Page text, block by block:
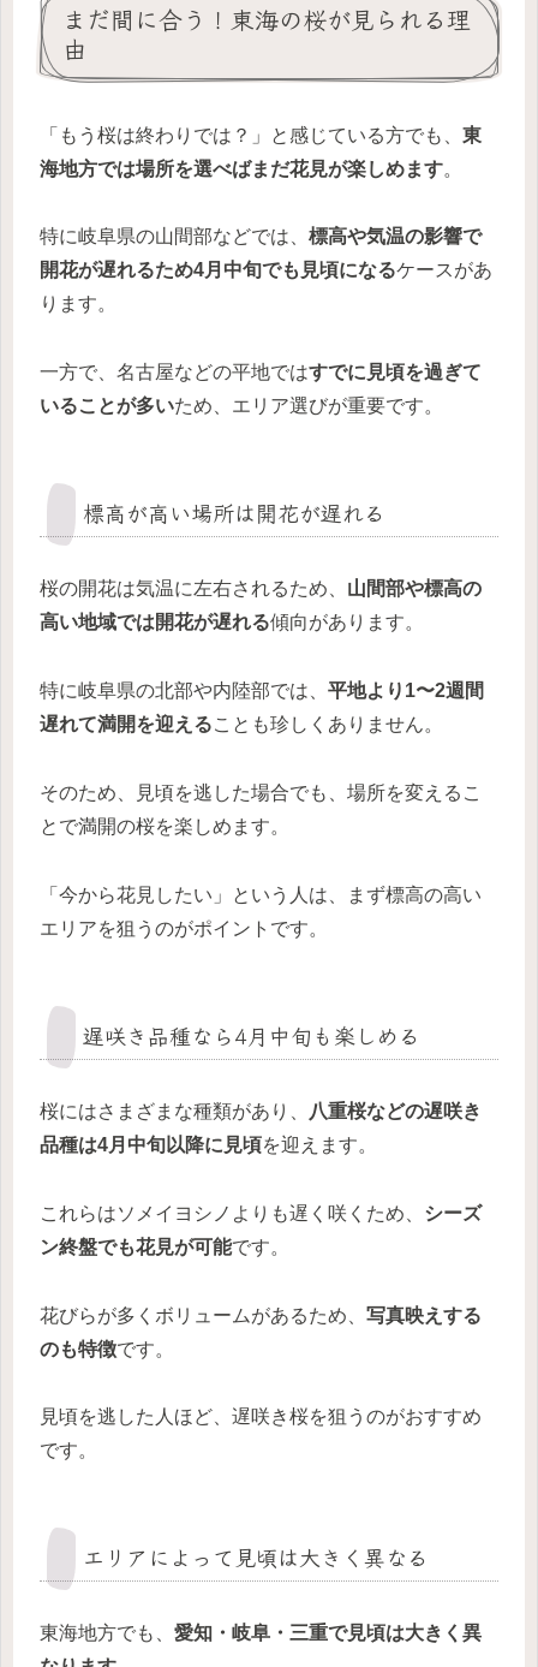
まだ間に合う！東海の桜が見られる理
由
「もう桜は終わりでは？」と感じている方でも、 東
海地方では場所を選べばまだ花見が楽しめます。
特に岐阜県の山間部などでは、 標高や気温の影響で
開花が遅れるため4月中旬でも見頃になるケースがあ
ります。
一方で、名古屋などの平地ではすでに見頃を過ぎて
いることが多いため、エリア選びが重要です。
標高が高い場所は開花が遅れる
桜の開花は気温に左右されるため、 山間部や標高の
高い地域では開花が遅れる傾向があります。
特に岐阜県の北部や内陸部では、 平地より1〜2週間
遅れて満開を迎えることも珍しくありません。
そのため、見頃を逃した場合でも、場所を変えるこ
とで満開の桜を楽しめます。
「今から花見したい」という人は、まず標高の高い
エリアを狙うのがポイントです。
遅咲き品種なら4月中旬も楽しめる
桜にはさまざまな種類があり、
八重桜などの遅咲き
品種は4月中旬以降に見頃を迎えます。
これらはソメイヨシノよりも遅く咲くため、 シーズ
ン終盤でも花見が可能です。
花びらが多くボリュームがあるため、 写真映えする
のも特徴です。
見頃を逃した人ほど、遅咲き桜を狙うのがおすすめ
です。
エリアによって見頃は大きく異なる
東海地方でも、 愛知・岐阜・三重で見頃は大きく異